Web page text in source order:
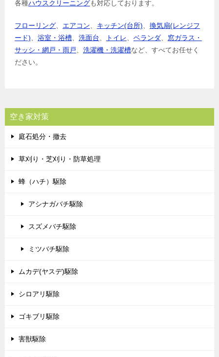
各種ハウスクリーニングも対応しております。
フローリング、 エアコン、 キッチン(台所)、 換気扇(レンジフ
ード)、 浴室・浴槽、 洗面台、 トイレ、 ベランダ、 窓ガラス・
サッシ・網戸・雨戸、 洗濯機・洗濯槽など、すべてお任せく
ださい。
空き家対策
庭石処分・撤去
草刈り・芝刈り・防草処理
蜂（ハチ）駆除
アシナガバチ駆除
スズメバチ駆除
ミツバチ駆除
ムカデ(ヤスデ)駆除
シロアリ駆除
ゴキブリ駆除
害獣駆除